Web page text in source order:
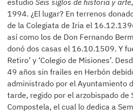
estudio Seis siglos de historia y arte
1994. ¿El lugar? En terrenos
de la Colegiata de Iria el
así como los de Don Fernando
donó dos casas el 16.10.1509. Y
Retiro’ y ‘Colegio de Misiones’.
49 años sin frailes en Herbón
administrado por el Ayuntamiento
tarde, regido por el arzobispado de
Compostela, el cual lo dedica a